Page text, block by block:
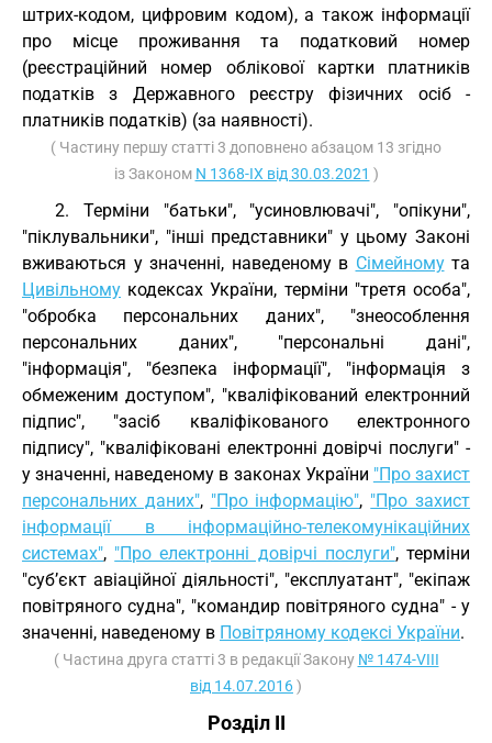
штрих-кодом, цифровим кодом), а також інформації
про місце проживання та податковий номер
(реєстраційний номер облікової картки платників
податків з Державного реєстру фізичних осіб -
платників податків) (за наявності).
( Частину першу статті 3 доповнено абзацом 13 згідно
із Законом N 1368-IX від 30.03.2021 )
2. Терміни "батьки", "усиновлювачі", "опікуни",
"піклувальники", "інші представники" у цьому Законі
вживаються у значенні, наведеному в Сімейномута
Цивільному кодексах України, терміни "третя особа",
"обробка персональних даних", "знеособлення
персональних даних", "персональні дані",
"інформація", "безпека інформації", "інформація з
обмеженим доступом", "кваліфікований електронний
підпис", "засіб кваліфікованого електронного
підпису", "кваліфіковані електронні довірчі послуги" -
у значенні, наведеному в законах України "Про захист
персональних даних", "Про інформацію", "Про захист
інформації в інформаційно-телекомунікаційних
системах", "Про електронні довірчі послуги", терміни
"суб’єкт авіаційної діяльності", "експлуатант", "екіпаж
повітряного судна", "командир повітряного судна" - у
значенні, наведеному в Повітряному кодексі України.
( Частина друга статті 3 в редакції Закону № 1474-VIII
від 14.07.2016)
Розділ II